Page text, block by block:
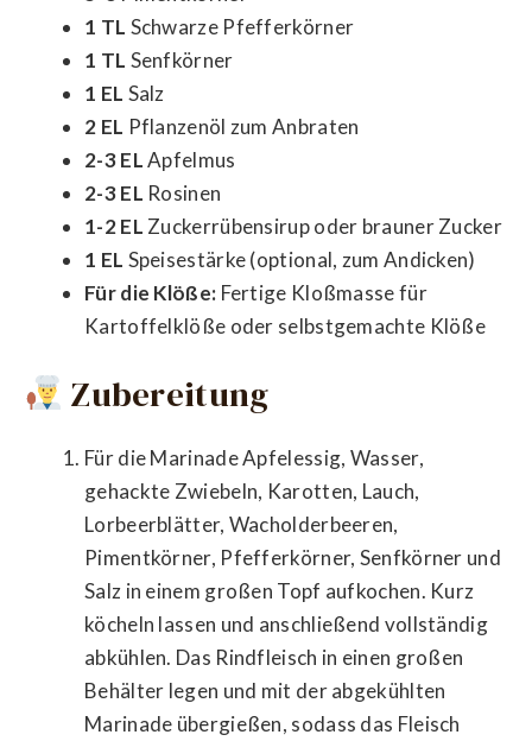
1 TL Schwarze Pfefferkörner
1 TL Senfkörner
1 EL Salz
2 EL Pflanzenöl zum Anbraten
2-3 ELApfelmus
2-3 EL Rosinen
1-2 EL Zuckerrübensirup oder brauner Zucker
1 EL Speisestärke (optional, zum Andicken)
Für die Klöße: Fertige Kloßmasse für
Kartoffelklöße oder selbstgemachte Klöße
Zubereitung
Für die Marinade Apfelessig, Wasser,
gehackte Zwiebeln, Karotten, Lauch,
Lorbeerblätter, Wacholderbeeren,
Pimentkörner, Pfefferkörner, Senfkörner und
Salz in einem großen Topf aufkochen. Kurz
köcheln lassen und anschließend vollständig
abkühlen. Das Rindfleisch in einen großen
Behälter legen und mit der abgekühlten
Marinade übergießen, sodass das Fleisch